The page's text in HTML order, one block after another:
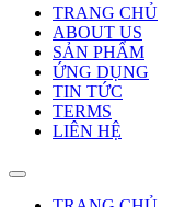
TRANG CHỦ
ABOUT US
SẢN PHẨM
ỨNG DỤNG
TIN TỨC
TERMS
LIÊN HỆ